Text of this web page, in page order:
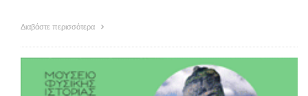
Διαβάστε περισσότερα